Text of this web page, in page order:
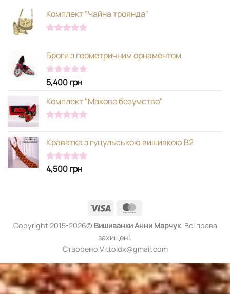
Комплект "Чайна троянда"
Броги з геометричним орнаментом
Оцінено в
з 5
5,400грн
Комплект "Макове безумство"
Краватка з гуцульською вишивкою В2
Оцінено в
з 5
4,500грн
Visa
Copyright 2015-2026© ВишиванкиАнни Марчук. Всі права
захищені.
Створено Vittoldx@gmail.com